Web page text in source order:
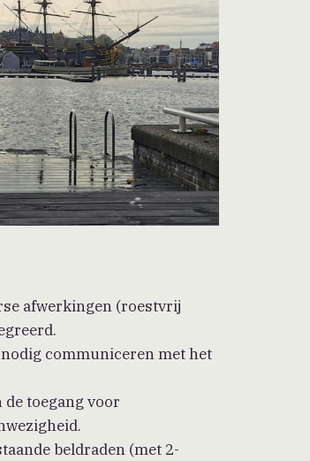
afwerkingen (roestvrij
communiceren met het
de toegang voor
beldraden (met 2-